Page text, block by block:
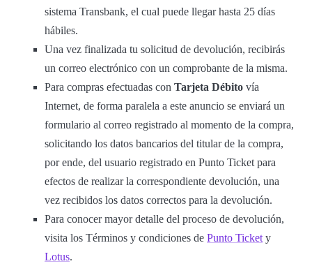
sistema Transbank, el cual puede llegar hasta 25 días
hábiles.
Una vez finalizada tu solicitud de devolución, recibirás
un correo electrónico con un comprobante de la misma.
Para compras efectuadas con Tarjeta Débito vía
Internet, de forma paralela a este anuncio se enviará un
formulario al correo registrado al momento de la compra,
solicitando los datos bancarios del titular de la compra,
por ende, del usuario registrado en Punto Ticket para
efectos de realizar la correspondiente devolución, una
vez recibidos los datos correctos para la devolución.
Para conocer mayor detalle del proceso de devolución,
visita los Términos y condiciones de Punto Ticket y
Lotus.